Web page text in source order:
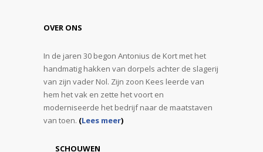
OVER ONS
In de jaren 30 begon Antonius de Kort met het
handmatig hakken van dorpels achter de slagerij
van zijn vader Nol. Zijn zoon Kees leerde van
hem het vak en zette het voort en
moderniseerde het bedrijf naar de maatstaven
van toen. (Lees meer)
SCHOUWEN